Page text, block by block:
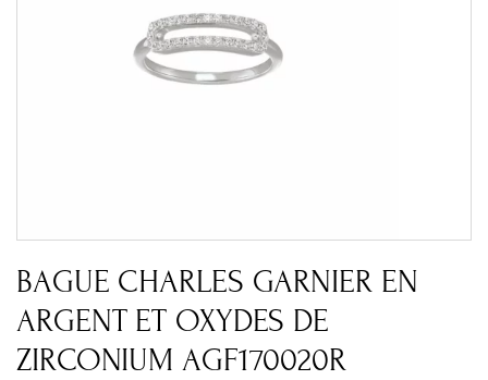
BAGUE CHARLES GARNIER EN
ARGENT ET OXYDES DE
ZIRCONIUM AGF170020R